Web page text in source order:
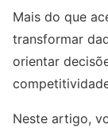
Mais do que
transformar
orientar
Neste artigo,